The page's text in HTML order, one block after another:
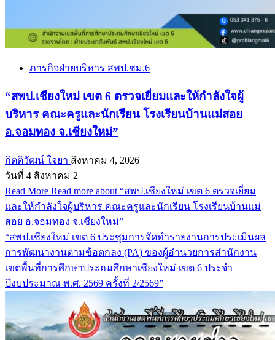
ภารกิจฝ่ายบริหาร สพป.ชม.6
“สพป.เชียงใหม่ เขต 6 ตรวจเยี่ยมและให้กำลังใจผู้
บริหาร คณะครูและนักเรียน โรงเรียนบ้านแม่สอย
อ.จอมทอง จ.เชียงใหม่”
กิตติวัฒน์ ใจยา สิงหาคม 4, 2026
วันที่ 4 สิงหาคม 2
Read More Read more about “สพป.เชียงใหม่ เขต 6 ตรวจเยี่ยม
และให้กำลังใจผู้บริหาร คณะครูและนักเรียน โรงเรียนบ้านแม่
สอย อ.จอมทอง จ.เชียงใหม่”
“สพป.เชียงใหม่ เขต 6 ประชุมการจัดทำรายงานการประเมินผล
การพัฒนางานตามข้อตกลง (PA) ของผู้อำนวยการสำนักงาน
เขตพื้นที่การศึกษาประถมศึกษาเชียงใหม่ เขต 6 ประจำ
ปีงบประมาณ พ.ศ. 2569 ครั้งที่ 2/2569”